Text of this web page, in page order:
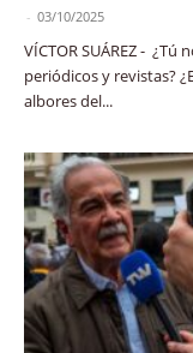
- 03/10/2025
VÍCTOR SUÁREZ -
periódicos y revistas?
albores del...